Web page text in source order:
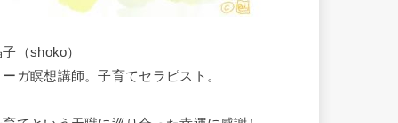
（shoko）
ーガ瞑想講師。子育てセラピスト。